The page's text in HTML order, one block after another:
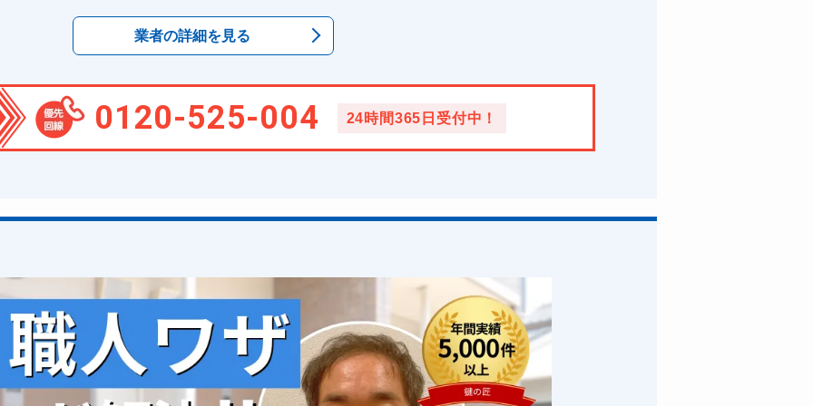
業者の詳細を見る
0120-525-004 24時間365日受付中！